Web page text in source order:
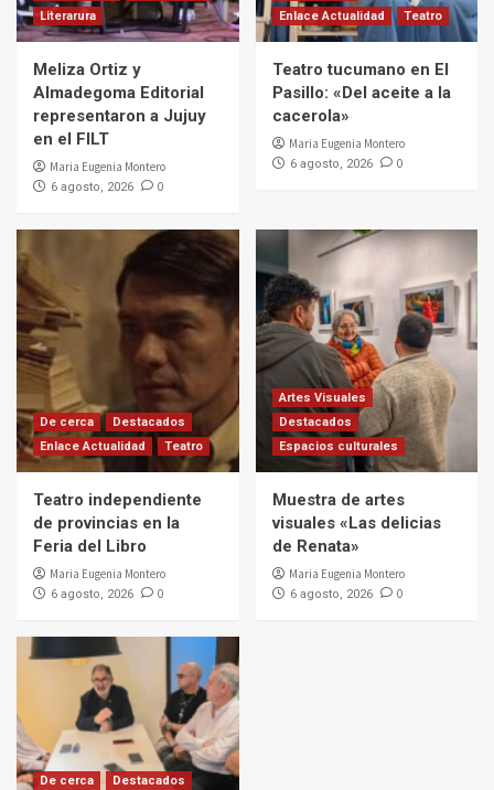
Literarura
Meliza Ortiz y
Almadegoma Editorial
representaron a Jujuy
en el FILT
Maria Eugenia Montero
6 agosto, 2026 0
Enlace Actualidad
Teatro
Teatro tucumano en El
Pasillo: «Del aceite a la
cacerola»
Maria Eugenia Montero
6 agosto, 2026 0
De cerca
Destacados
Enlace Actualidad
Teatro
Teatro independiente
de provincias en la
Feria del Libro
Maria Eugenia Montero
6 agosto, 2026 0
Artes Visuales
Destacados
Espacios culturales
Muestra de artes
visuales «Las delicias
de Renata»
Maria Eugenia Montero
6 agosto, 2026 0
De cerca Destacados